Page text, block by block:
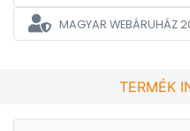
MAGYAR WEBÁRUHÁZ
TERMÉK